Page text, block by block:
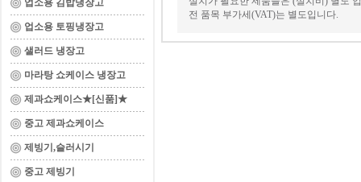
업소용 김밥냉장고
업소용 토핑냉장고
샐러드 냉장고
마라탕 쇼케이스 냉장고
제과쇼케이스★[신품]★
중고 제과쇼케이스
제빙기,슬러시기
중고 제빙기
전 품목 부가세(VAT)는 별도입니다.